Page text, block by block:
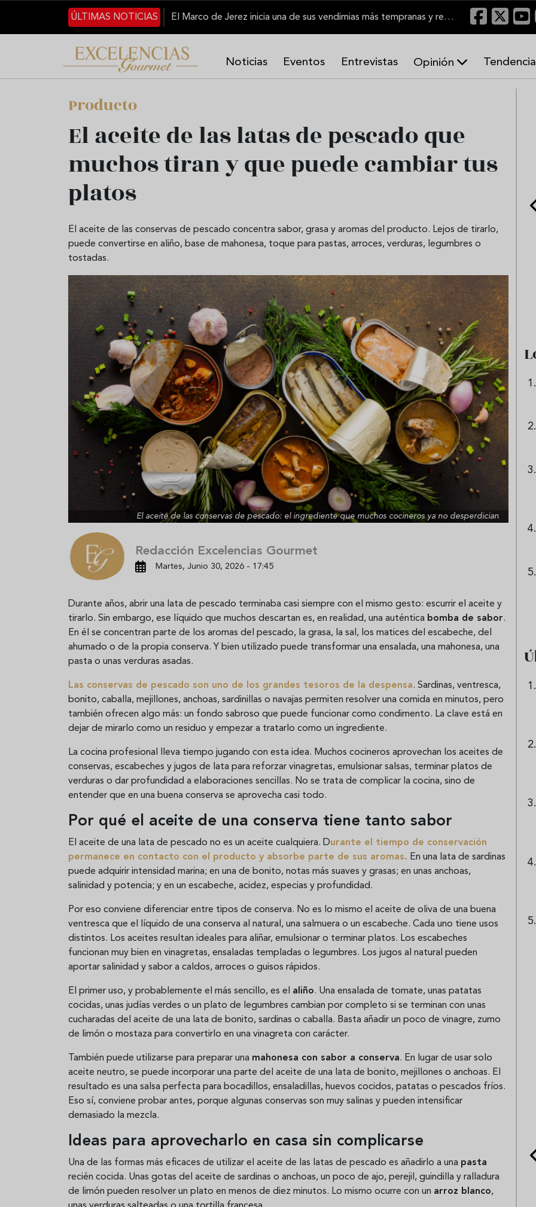
Pasar al contenido principal
ÚLTIMAS NOTICIAS
El Marco de Jerez inicia una de sus vendimias más tempranas y recupera producción
Noticias Eventos Entrevistas Opinión
n
í
a
s
Producto
El aceite de las latas de pescado que
muchos tiran y que puede cambiar tus
platos
El aceite de las conservas de pescado concentra sabor, grasa y aromas del producto. Lejos de tirarlo,
puede convertirse en aliño, base de mahonesa, toque para pastas, arroces, verduras, legumbres o
tostadas.
El aceite de las conservas de pescado: el ingrediente que muchos cocineros ya no desperdician
Redacción Excelencias Gourmet
Martes, Junio 30, 2026 - 17:45
Durante años, abrir una lata de pescado terminaba casi siempre con el mismo gesto: escurrir el aceite y
tirarlo. Sin embargo, ese líquido que muchos descartan es, en realidad, una auténtica bomba de sabor.
En él se concentran parte de los aromas del pescado, la grasa, la sal, los matices del escabeche, del
ahumado o de la propia conserva. Y bien utilizado puede transformar una ensalada, una mahonesa, una
pasta o unas verduras asadas.
Las conservas de pescado son uno de los grandes tesoros de la despensa. Sardinas, ventresca,
bonito, caballa, mejillones, anchoas, sardinillas o navajas permiten resolver una comida en minutos, pero
también ofrecen algo más: un fondo sabroso que puede funcionar como condimento. La clave está en
dejar de mirarlo como un residuo y empezar a tratarlo como un ingrediente.
La cocina profesional lleva tiempo jugando con esta idea. Muchos cocineros aprovechan los aceites de
conservas, escabeches y jugos de lata para reforzar vinagretas, emulsionar salsas, terminar platos de
verduras o dar profundidad a elaboraciones sencillas. No se trata de complicar la cocina, sino de
entender que en una buena conserva se aprovecha casi todo.
Por qué el aceite de una conserva tiene tanto sabor
El aceite de una lata de pescado no es un aceite cualquiera. Durante el tiempo de conservación
permanece en contacto con el producto y absorbe parte de sus aromas. En una lata de sardinas
puede adquirir intensidad marina; en una de bonito, notas más suaves y grasas; en unas anchoas,
salinidad y potencia; y en un escabeche, acidez, especias y profundidad.
Por eso conviene diferenciar entre tipos de conserva. No es lo mismo el aceite de oliva de una buena
ventresca que el líquido de una conserva al natural, una salmuera o un escabeche. Cada uno tiene usos
distintos. Los aceites resultan ideales para aliñar, emulsionar o terminar platos. Los escabeches
funcionan muy bien en vinagretas, ensaladas templadas o legumbres. Los jugos al natural pueden
aportar salinidad y sabor a caldos, arroces o guisos rápidos.
El primer uso, y probablemente el más sencillo, es el aliño. Una ensalada de tomate, unas patatas
cocidas, unas judías verdes o un plato de legumbres cambian por completo si se terminan con unas
cucharadas del aceite de una lata de bonito, sardinas o caballa. Basta añadir un poco de vinagre, zumo
de limón o mostaza para convertirlo en una vinagreta con carácter.
También puede utilizarse para preparar una mahonesa con sabor a conserva. En lugar de usar solo
aceite neutro, se puede incorporar una parte del aceite de una lata de bonito, mejillones o anchoas. El
resultado es una salsa perfecta para bocadillos, ensaladillas, huevos cocidos, patatas o pescados fríos.
Eso sí, conviene probar antes, porque algunas conservas son muy salinas y pueden intensificar
demasiado la mezcla.
Ideas para aprovecharlo en casa sin complicarse
Una de las formas más eficaces de utilizar el aceite de las latas de pescado es añadirlo a una pasta
recién cocida. Unas gotas del aceite de sardinas o anchoas, un poco de ajo, perejil, guindilla y ralladura
de limón pueden resolver un plato en menos de diez minutos. Lo mismo ocurre con un arroz blanco,
Aceitunas: el aperitivo estrella
del verano
Sopa fría de sandía: el plato
que querrás repetir todo el
verano
Cinco cremas frías de verduras
que querrás repetir todo agosto